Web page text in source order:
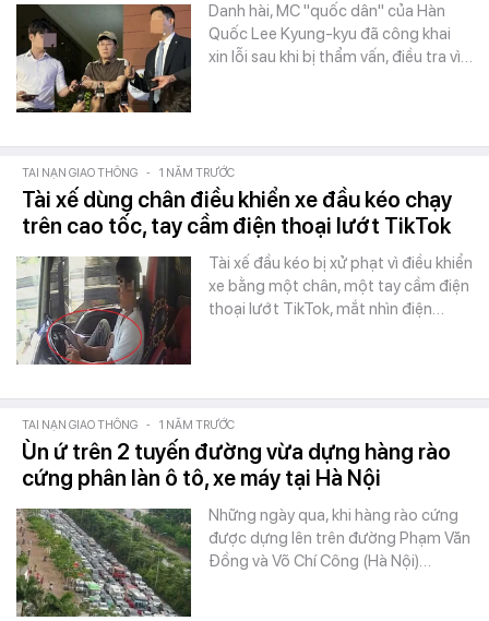
Danh hài, MC "quốc dân" của Hàn
Quốc Lee Kyung-kyu đã công khai
xin lỗi sau khi bị thẩm vấn, điều tra vì…
TAI NẠN GIAO THÔNG - 1 NĂM TRƯỚC
Tài xế dùng chân điều khiển xe đầu kéo chạy
trên cao tốc, tay cầm điện thoại lướt TikTok
Tài xế đầu kéo bị xử phạt vì điều khiển
xe bằng một chân, một tay cầm điện
thoại lướt TikTok, mắt nhìn điện…
TAI NẠN GIAO THÔNG - 1 NĂM TRƯỚC
Ùn ứ trên 2 tuyến đường vừa dựng hàng rào
cứng phân làn ô tô, xe máy tại Hà Nội
Những ngày qua, khi hàng rào cứng
được dựng lên trên đường Phạm Văn
Đồng và Võ Chí Công (Hà Nội)…